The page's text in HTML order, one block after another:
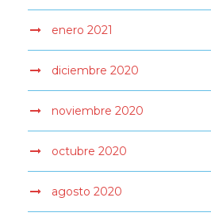
enero 2021
diciembre 2020
noviembre 2020
octubre 2020
agosto 2020